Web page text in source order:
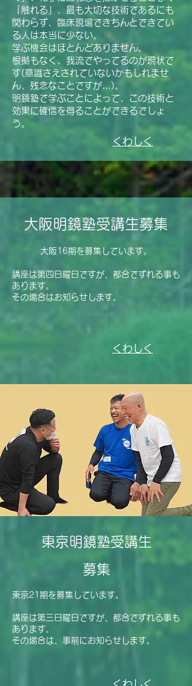
「触れる」、最も大切な技術であるにも
関わらず、臨床現場できちんとできてい
る人は本当に少ない。
学ぶ機会はほとんどありません。
根拠もなく、我流でやってるのが現状で
す(意識さえされていないかもしれませ
ん、残念なことですが…)。
明鏡塾で学ぶことによって、この技術と
効果に確信を得ることができるでしょ
う。
くわしく
​大阪明鏡塾受講生募集
大阪16期を募集しています。
講座は第四日曜日ですが、都合でずれる事も
あります。
その場合はお知らせします。
くわしく
東京明鏡塾受講生
募集
東京21期を募集しています。
講座は第三日曜日ですが、都合でずれる事も
あります。
​その場合は、事前にお知らせします。
くわしく